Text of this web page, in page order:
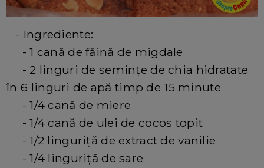
- Ingrediente:
- 1 cană de făină de migdale
- 2 linguri de semințe de chia hidratate
în 6 linguri de apă timp de 15 minute
- 1/4 cană de miere
- 1/4 cană de ulei de cocos topit
- 1/2 linguriță de extract de vanilie
- 1/4 linguriță de sare